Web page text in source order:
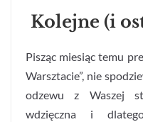
Kolejne (i
Pisząc miesiąc temu
Warsztacie”, nie
odzewu z Waszej
wdzięczna i